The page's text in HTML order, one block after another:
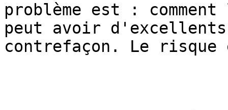
problème est :
peut avoir
contrefaçon. Le